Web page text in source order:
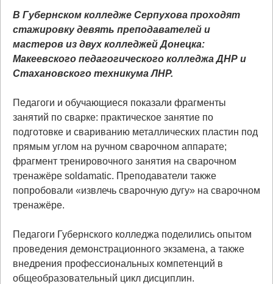
В Губернском колледже Серпухова проходят
стажировку девять преподавателей и
мастеров из двух колледжей Донецка:
Макеевского педагогического колледжа ДНР и
Стахановского техникума ЛНР.
Педагоги и обучающиеся показали фрагменты
занятий по сварке: практическое занятие по
подготовке и свариванию металлических пластин под
прямым углом на ручном сварочном аппарате;
фрагмент тренировочного занятия на сварочном
тренажёре soldamatic. Преподаватели также
попробовали «извлечь сварочную дугу» на сварочном
тренажёре.
Педагоги Губернского колледжа поделились опытом
проведения демонстрационного экзамена, а также
внедрения профессиональных компетенций в
общеобразовательный цикл дисциплин.